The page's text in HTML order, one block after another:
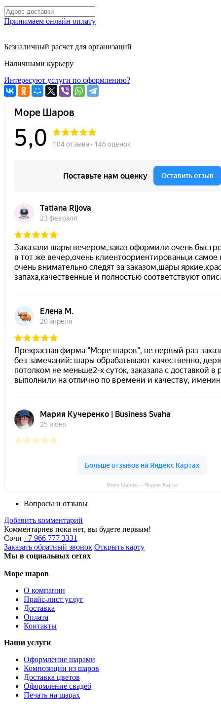
Принимаем онлайн оплату
Безналичный расчет для организаций
Наличными курьеру
Интересуют услуги по оформлению?
Море Шаров — Яндекс Карты
Вопросы и отзывы
Добавить комментарий
Комментариев пока нет, вы будете первым!
Сочи +7 966 777 3331
Заказать обратный звонок Открыть карту
Мы в социальных сетях
Море шаров
О компании
Прайс-лист услуг
Доставка
Оплата
Контакты
Наши услуги
Оформление шарами
Композиции из шаров
Доставка цветов
Оформление свадеб
Печать на шарах